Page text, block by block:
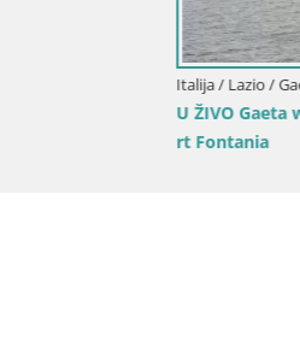
U ŽIVO Gaeta web kamera plaža